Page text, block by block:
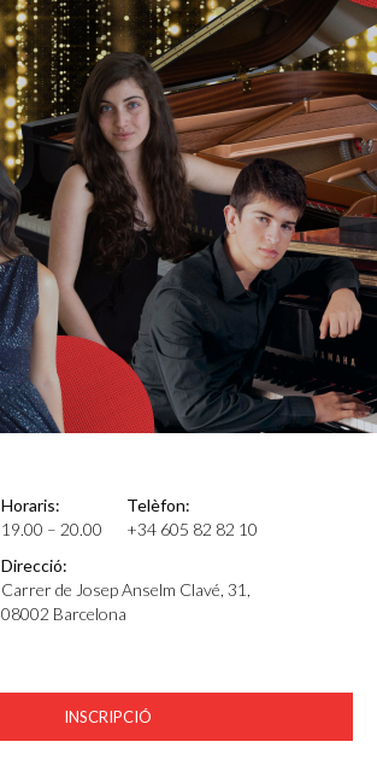
Horaris:
19.00 – 20.00
Telèfon:
+34 605 82 82 10
Direcció:
Carrer de Josep Anselm Clavé, 31,
08002 Barcelona
INSCRIPCIÓ